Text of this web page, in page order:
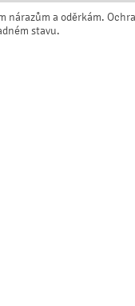
nárazům a oděrkám.
stavu.